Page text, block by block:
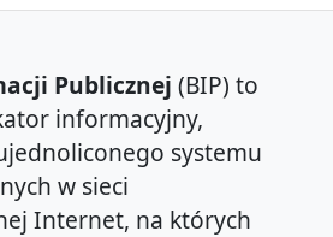
Publicznej (BIP) to
informacyjny,
systemu
w sieci
Internet, na których